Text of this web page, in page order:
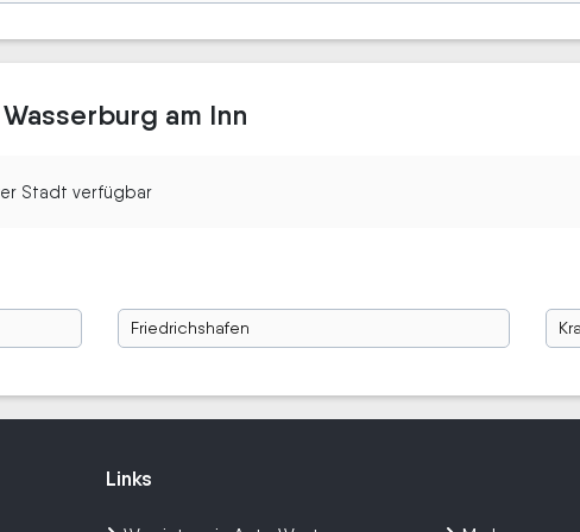
am Inn
Stadt verfügbar
Friedrichshafen
Links